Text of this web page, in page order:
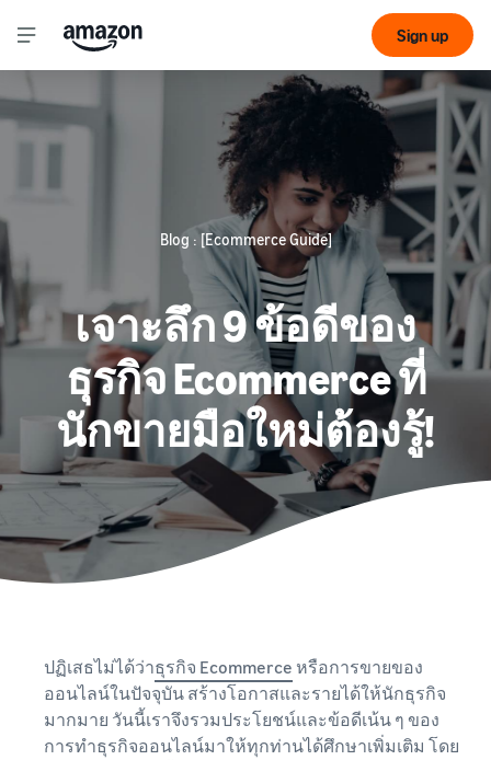
Sign up
Blog : [Ecommerce Guide]
เจาะลึก 9 ข้อดีของ
ธุรกิจ Ecommerce ที่
นักขายมือใหม่ต้องรู้!
ปฏิเสธไม่ได้ว่าธุรกิจ Ecommerce หรือการขายของ
ออนไลน์ในปัจจุบัน สร้างโอกาสและรายได้ให้นักธุรกิจ
มากมาย วันนี้เราจึงรวมประโยชน์และข้อดีเน้น ๆ ของ
การทำธุรกิจออนไลน์มาให้ทุกท่านได้ศึกษาเพิ่มเติม โดย